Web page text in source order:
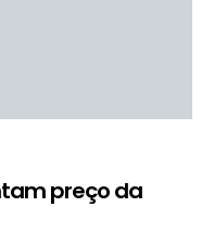
preço da